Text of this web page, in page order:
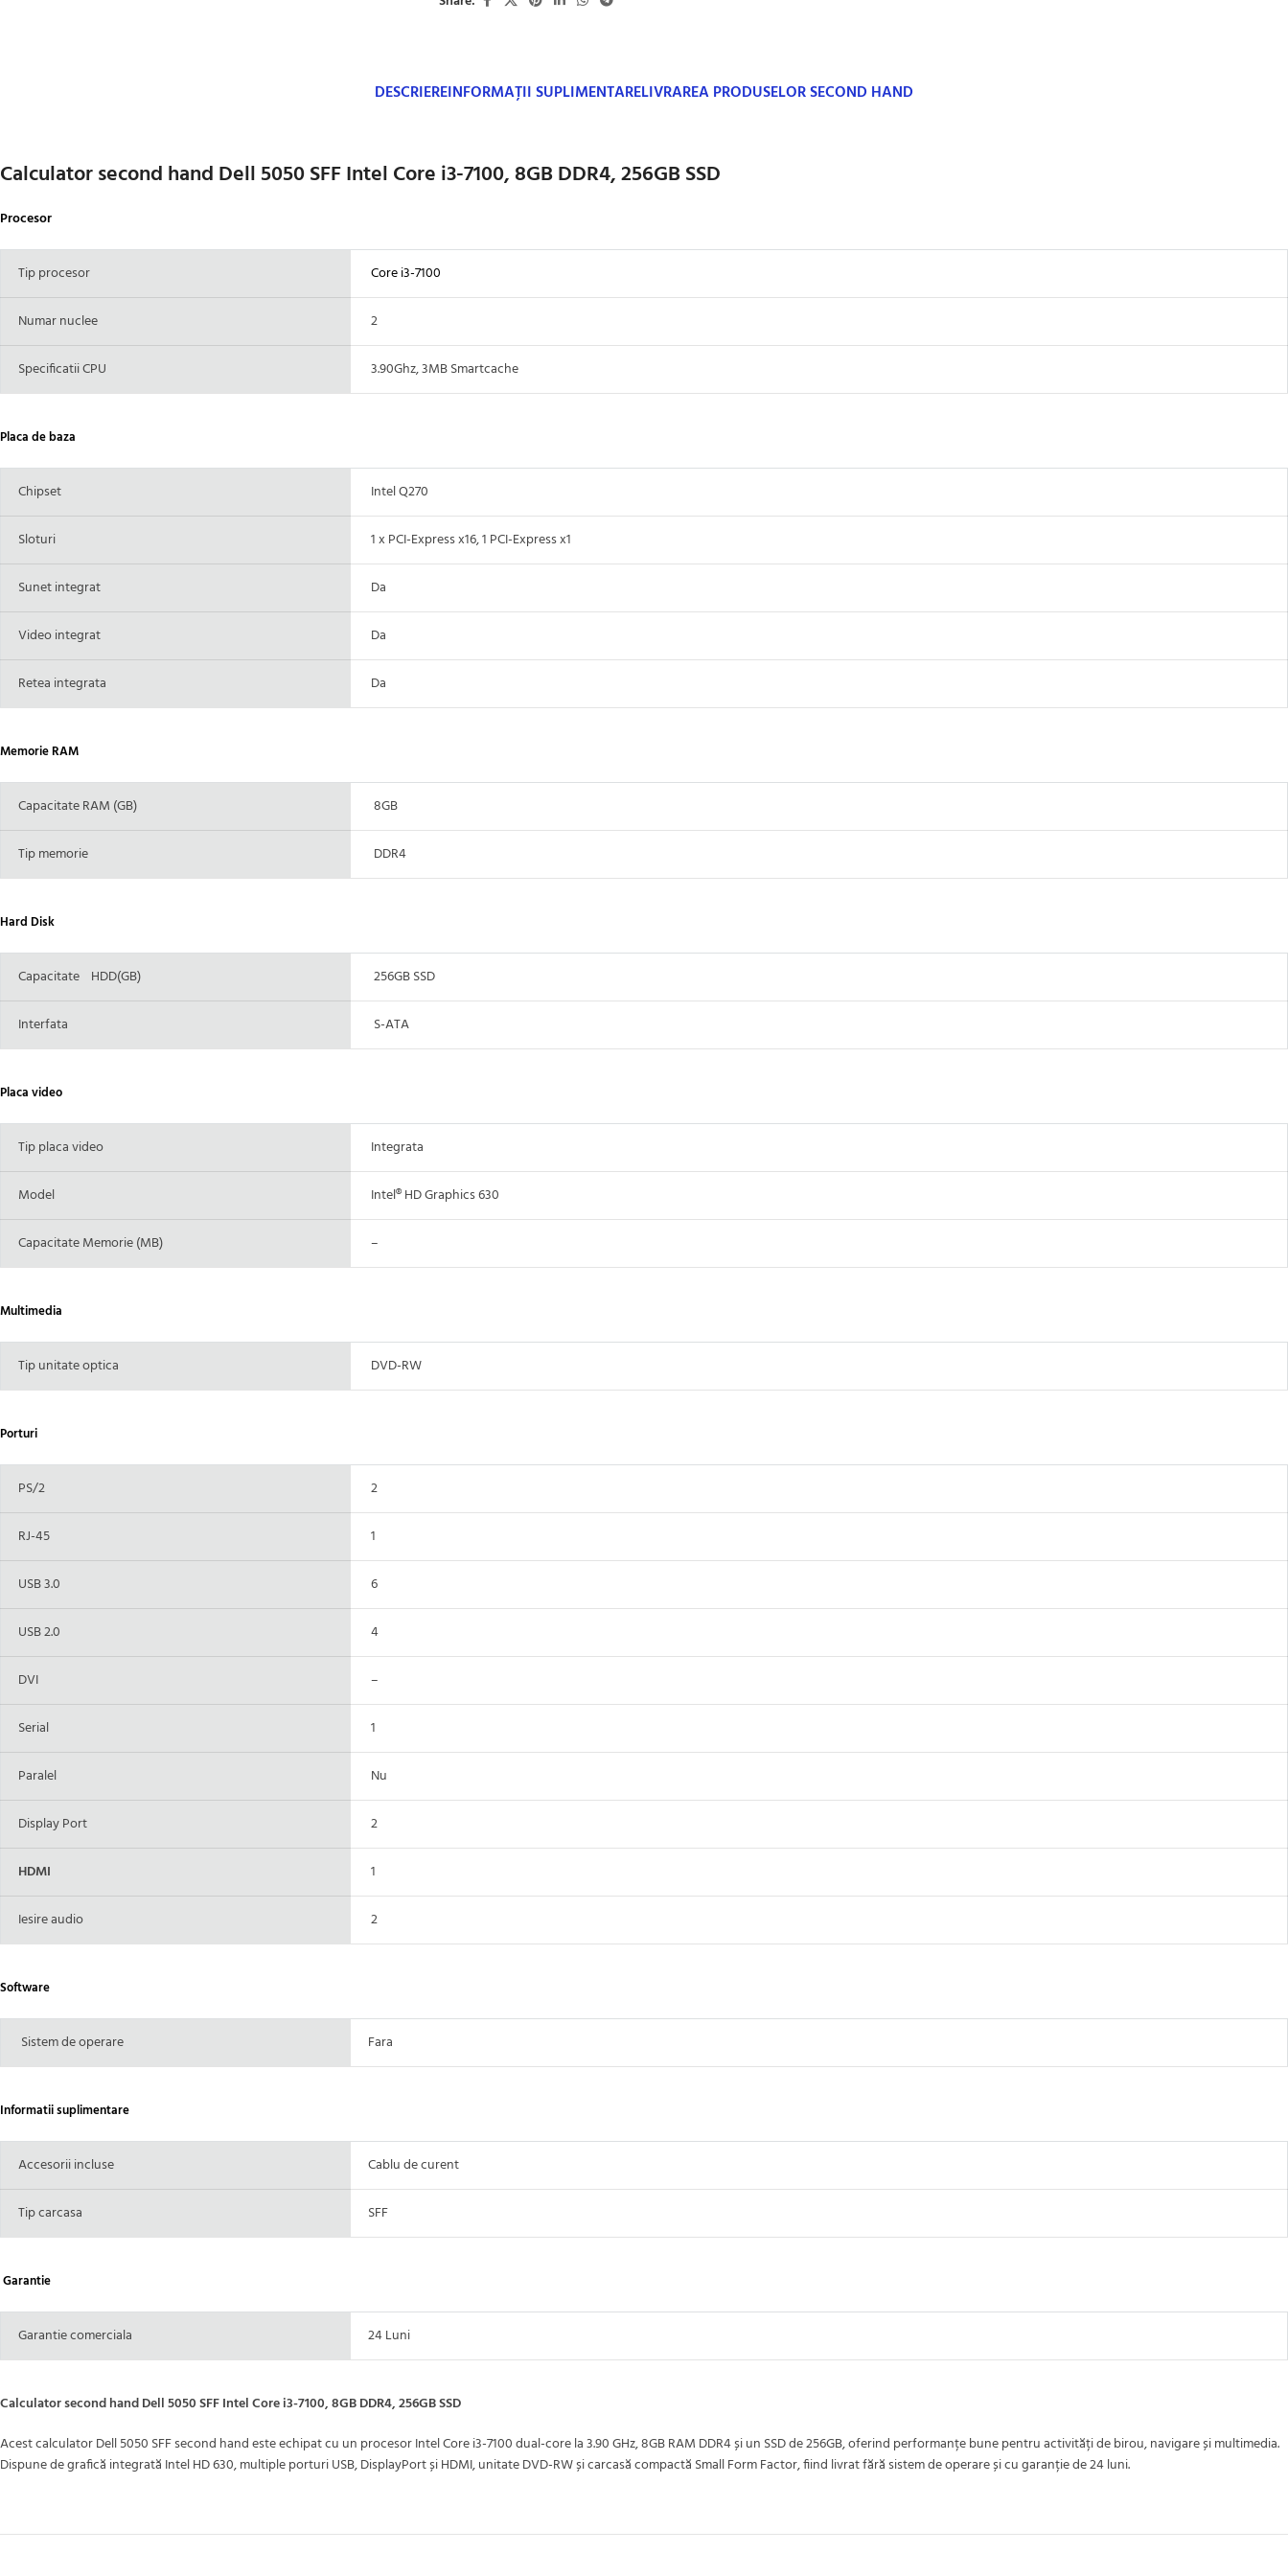
DESCRIEREINFORMAȚII SUPLIMENTARELIVRAREA PRODUSELOR SECOND HAND
Calculator second hand Dell 5050 SFF Intel Core i3-7100, 8GB DDR4, 256GB SSD
Procesor
Tip procesor Core i3-7100
Numar nuclee 2
Specificatii CPU 3.90Ghz, 3MB Smartcache
Placa de baza
Chipset Intel Q270
Sloturi 1 x PCI-Express x16, 1 PCI-Express x1
Sunet integrat Da
Video integrat Da
Retea integrata Da
Memorie RAM
Capacitate RAM (GB) 8GB
Tip memorie DDR4
Hard Disk
Capacitate HDD(GB) 256GB SSD
Interfata S-ATA
Placa video
Tip placa video Integrata
Model Intel® HD Graphics 630
Capacitate Memorie (MB) –
Multimedia
Tip unitate optica DVD-RW
Porturi
PS/2 2
RJ-45 1
USB 3.0 6
USB 2.0 4
DVI –
Serial 1
Paralel Nu
Display Port 2
HDMI 1
Iesire audio 2
Software
Sistem de operare Fara
Informatii suplimentare
Accesorii incluse Cablu de curent
Tip carcasa SFF
Garantie
Garantie comerciala 24 Luni
Calculator second hand Dell 5050 SFF Intel Core i3-7100, 8GB DDR4, 256GB SSD
Acest calculator Dell 5050 SFF second hand este echipat cu un procesor Intel Core i3-7100 dual-core la 3.90 GHz, 8GB RAM DDR4 și un SSD de 256GB, oferind performanțe bune pentru activități de birou, navigare și multimedia.
Dispune de grafică integrată Intel HD 630, multiple porturi USB, DisplayPort și HDMI, unitate DVD-RW și carcasă compactă Small Form Factor, fiind livrat fără sistem de operare și cu garanție de 24 luni.